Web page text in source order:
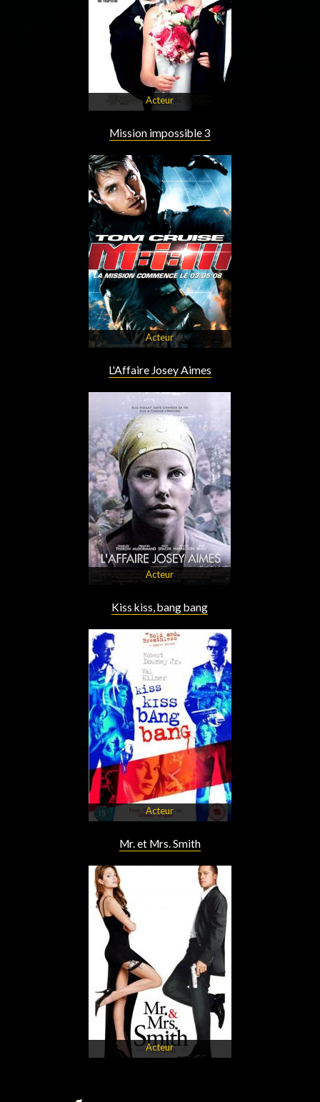
Acteur
Mission impossible 3
Acteur
L'Affaire Josey Aimes
Acteur
Kiss kiss, bang bang
Acteur
Mr. et Mrs. Smith
Acteur